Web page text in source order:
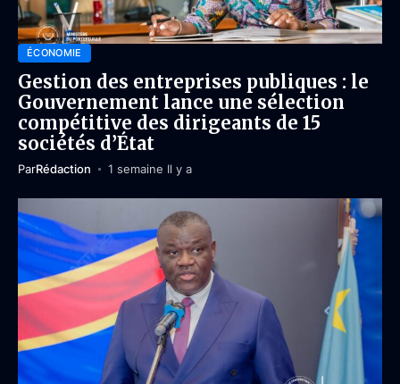
ÉCONOMIE
Gestion des entreprises publiques : le
Gouvernement lance une sélection
compétitive des dirigeants de 15
sociétés d’État
ParRédaction 1 semaine Il y a